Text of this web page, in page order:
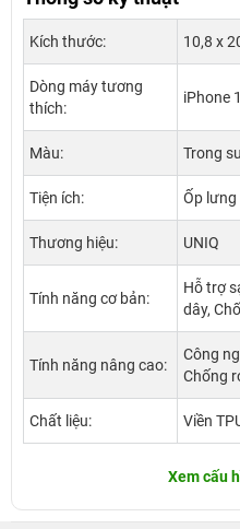
Kích thước: 10,8 x
Dòng máy tương
thích:
iPhone
Màu: Trong
Tiện ích: Ốp lưng
Thương hiệu: UNIQ
Tính năng cơ bản:
Hỗ trợ
dây,
Tính năng nâng cao:
Công
Chống
Chất liệu: Viền
Xem cấu